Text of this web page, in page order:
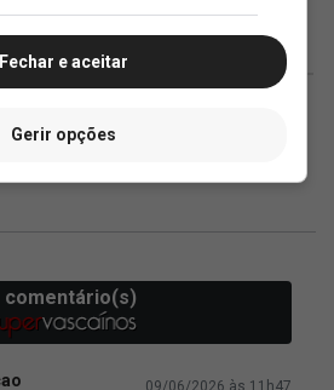
Fechar e aceitar
Gerir opções